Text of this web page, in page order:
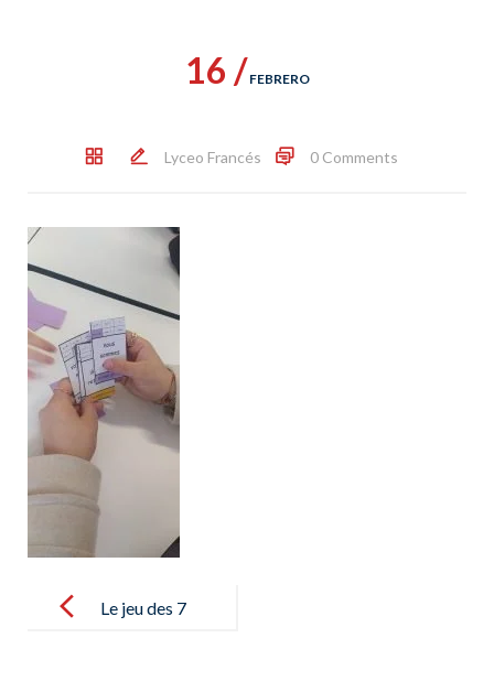
16 / FEBRERO
Lyceo Francés 0 Comments
navigationLe jeu des 7